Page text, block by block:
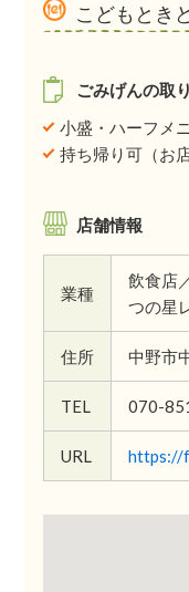
こどもとき
ごみげんの取
小盛・ハーフメ
持ち帰り可（お
店舗情報
業種
飲食店
つの星
住所 中野市
TEL 070-
URL https://